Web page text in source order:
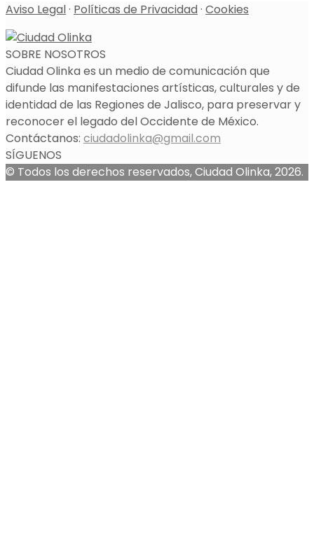
Aviso Legal· Políticas de Privacidad· Cookies
SOBRE NOSOTROS
Ciudad Olinka es un medio de comunicación que
difunde las manifestaciones artísticas, culturales y de
identidad de las Regiones de Jalisco, para preservar y
reconocer el legado del Occidente de México.
Contáctanos: ciudadolinka@gmail.com
SÍGUENOS
© Todos los derechos reservados, Ciudad Olinka, 2026.